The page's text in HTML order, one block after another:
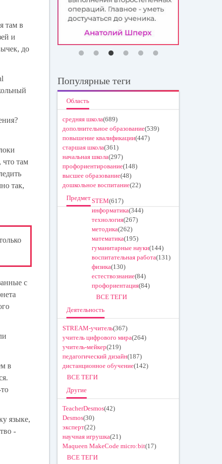
там в
и
до
что там
так,
с
в
языке,
-
Популярные теги
Область
средняя школа(689)
дополнительное образование(539)
повышение квалификации(447)
старшая школа(361)
начальная школа(297)
профориентирование(148)
высшее образование(48)
дошкольное воспитание(22)
ПредметSTEM(617)
информатика(344)
технология(267)
методика(262)
математика(195)
гуманитарные науки(144)
воспитательная работа(131)
физика(130)
естествознание(84)
профориентация(84)
ВСЕ ТЕГИ
Деятельность
STREAM-учитель(367)
учитель цифрового мира(264)
учитель-мейкер(219)
педагогический дизайн(187)
дистанционное обучение(142)
ВСЕ ТЕГИ
Другие
TeacherDesmos(42)
Desmos(30)
эксперт(22)
научная игрушка(21)
Maqueen MakeCode micro:bit(17)
ВСЕ ТЕГИ